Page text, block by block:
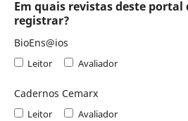
Em quais revistas deste portal
registrar?
BioEns@ios
Leitor Avaliador
Cadernos Cemarx
Leitor Avaliador